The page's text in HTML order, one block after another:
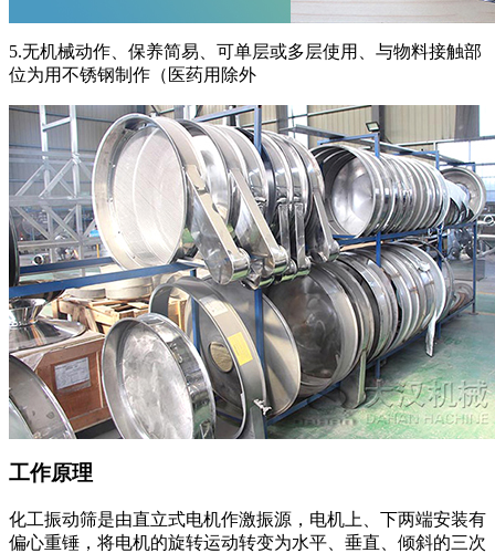
5.无机械动作、保养简易、可单层或多层使用、与物料接触部
位为用不锈钢制作（医药用除外
工作原理
化工振动筛是由直立式电机作激振源，电机上、下两端安装有
偏心重锤，将电机的旋转运动转变为水平、垂直、倾斜的三次